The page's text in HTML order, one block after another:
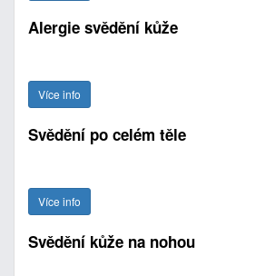
Alergie svědění kůže
Více info
Svědění po celém těle
Více info
Svědění kůže na nohou